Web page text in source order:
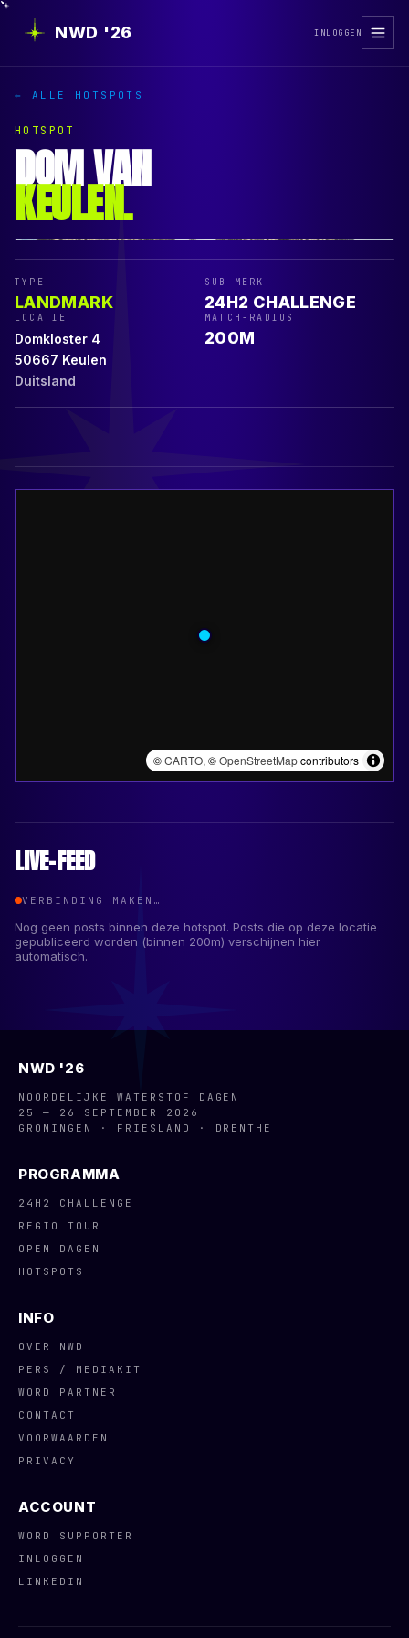
NWD '26 INLOGGEN
← ALLE HOTSPOTS
HOTSPOT
DOM VAN
KEULEN.
TYPE
LANDMARK
SUB-MERK
24H2 CHALLENGE
LOCATIE
Domkloster 4
50667 Keulen
Duitsland
MATCH-RADIUS
200M
©CARTO, ©OpenStreetMapcontributors
LIVE-FEED
VERBINDING MAKEN…
Nog geen posts binnen deze hotspot. Posts die op deze locatie
gepubliceerd worden (binnen 200m) verschijnen hier
automatisch.
NWD '26
NOORDELIJKE WATERSTOF DAGEN
25 — 26 SEPTEMBER 2026
GRONINGEN · FRIESLAND · DRENTHE
PROGRAMMA
24H2 CHALLENGE
REGIO TOUR
OPEN DAGEN
HOTSPOTS
INFO
OVER NWD
PERS / MEDIAKIT
WORD PARTNER
CONTACT
VOORWAARDEN
PRIVACY
ACCOUNT
WORD SUPPORTER
INLOGGEN
LINKEDIN